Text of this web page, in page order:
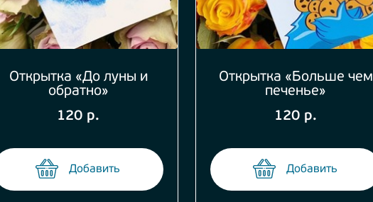
Открытка «До луны и
обратно»
120 р.
Добавить
Открытка «Больше чем
печенье»
120 р.
Добавить